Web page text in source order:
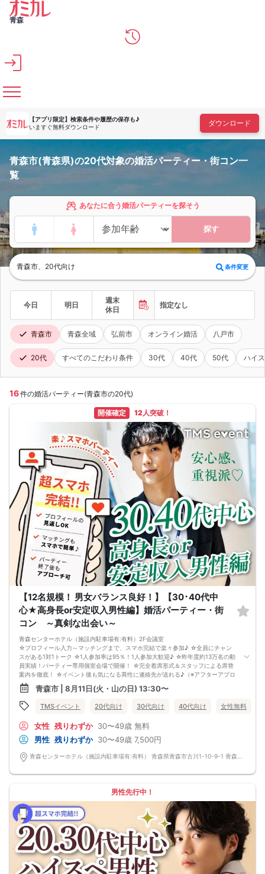
メインコンテンツへスキップ
青森
【アプリ限定】 検索条件や履歴の保存も♪
いますぐ無料ダウンロード
ダウンロード
青森市(青森県)の20代対象の婚活パーティー・街コン一
覧
あなたに合う婚活パーティーを探そう
探す
青森市、20代向け 条件変更
今日 明日
週末
休日
指定なし
青森市 青森全域 弘前市 オンライン婚活 八戸市
20代 すべてのこだわり条件 30代 40代 50代 ハイ
16件の婚活パーティー(青森市の20代)
開催確定 12人突破！
【12名規模！ 男女バランス良好！】【30･40代中
心★高身長or安定収入男性編】婚活パーティー・街
コン ～真剣な出会い～
青森センターホテル（施設内駐車場有:有料）2F会議室
☆プロフィール入力～マッチングまで、スマホ完結で楽々参加♪ ☆全員にチャン
スがある1対1トーク ☆1人参加率は95％！1人参加大歓迎♪ ☆昨年度約13万名の動
員実績！パーティー専用個室会場で開催！ ☆完全着席形式＆スタッフによる席替
案内を徹底！ ☆イベント後も気になる異性に連絡先が送れる♪（※アフターアプロ
ーチ機能） スタッフの進行で全員の方とお話できるので、フリータイムで放置さ
れて人気の方と一度もお話できずに気が付いたらイベント終了・・・ということ
は一切ありません！ 【持ち物について】 ・ご本人様確認書類（無い場合はキャン
セル扱いとなります） ・最新版Google Chromeか最新版Safariを使用可能なスマ
関係上、カードスタイルに切り替えて催行する場合がございます。） ・なるべく
お釣銭がでないようご用意いただけますと幸いです。 【ご参加前にご確認くださ
い】 ・Wi-Fiの用意はありませんので、ネット環境が万全でない場合にはご参加い
ただけません。 ・充電器の貸し出しは行っておりません。 【ご来場に際して】
渋滞や駐車場満車による遅刻が増えております。お車でお越しになる場合は開始
更されませんのでご安心ください。
青森市 | 8月11日(火・山の日) 13:30〜
TMSイベント 20代向け 30代向け 40代向け 女性無料
女性 残りわずか 30〜49歳 無料
男性 残りわずか 30〜49歳 7,500円
青森センターホテル（施設内駐車場有:有料） 青森県青森市古川1-10-9-1 青森センターホテル 2F会議室
男性先行中！